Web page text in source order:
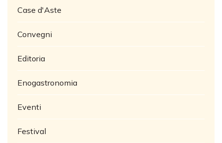
Case d'Aste
Convegni
Editoria
Enogastronomia
Eventi
Festival